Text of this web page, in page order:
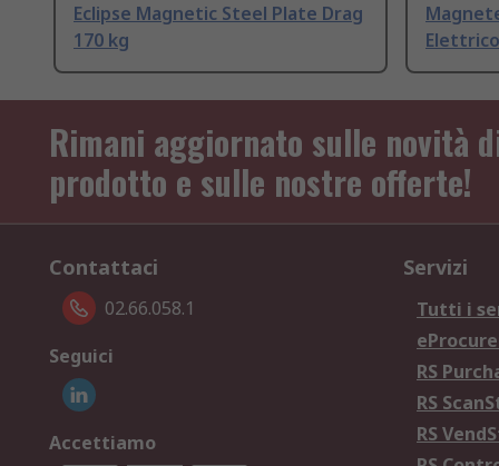
Eclipse Magnetic Steel Plate Drag
170 kg
Rimani aggiornato sulle novità
prodotto e sulle nostre offerte!
Contattaci
02.66.058.1
Seguici
Accettiamo
Servizi
Tutti i
RS
RS
RS